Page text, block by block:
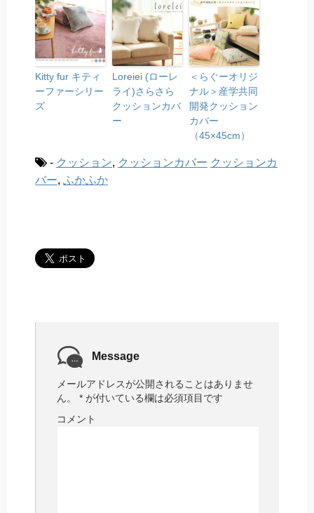
Kitty fur キティ
ーファーシリー
ズ
Loreiei (ローレ
ライ)さらさら
クッションカバ
ー
＜らぐーオリジ
ナル＞産学共同
開発クッション
カバー
（45×45cm）
- クッション, クッションカバー クッションカ
バー, ふかふか
Message
メールアドレスが公開されることはありませ
ん。
* が付いている欄は必須項目です
コメント